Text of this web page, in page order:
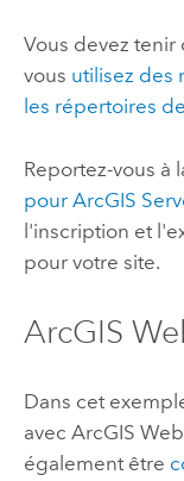
Vous devez
vous utilisez des
les répertoires
Reportez-vous à
pour ArcGIS
l'inscription et
pour votre site.
ArcGIS
Dans cet
avec ArcGIS
également être